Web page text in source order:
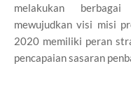
melakukan
mewujudkan visi misi
2020 memiliki peran
pencapaian sasaran